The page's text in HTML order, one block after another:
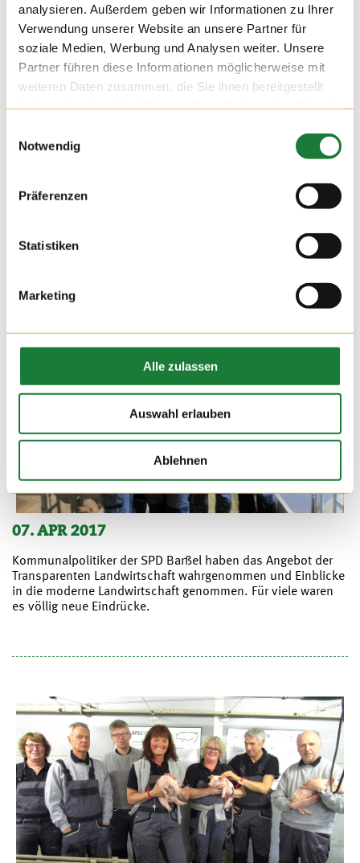
analysieren. Außerdem geben wir Informationen zu Ihrer
Verwendung unserer Website an unsere Partner für
soziale Medien, Werbung und Analysen weiter. Unsere
Partner führen diese Informationen möglicherweise mit
weiteren Daten zusammen, die Sie ihnen bereitgestellt
Notwendig
Präferenzen
Statistiken
Marketing
Alle zulassen
Auswahl erlauben
Ablehnen
Die Auszubildenden der Firma Delkeskamp waren auf den
Höfen Schmies und Hempen. Da sehr viele noch nie vorher
07. APR 2017
Kommunalpolitiker der SPD Barßel haben das Angebot der
Transparenten Landwirtschaft wahrgenommen und Einblicke
in die moderne Landwirtschaft genommen. Für viele waren
es völlig neue Eindrücke.